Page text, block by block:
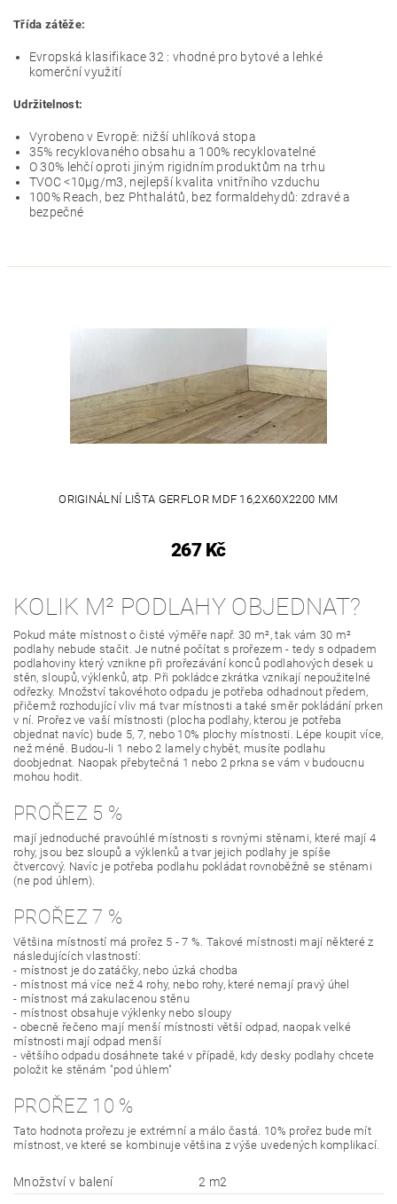
Třída zátěže:
Evropská klasifikace 32 : vhodné pro bytové a lehké
komerční využití
Udržitelnost:
Vyrobeno v Evropě: nižší uhlíková stopa
35% recyklovaného obsahu a 100% recyklovatelné
O 30% lehčí oproti jiným rigidním produktům na trhu
TVOC <10µg/m3, nejlepší kvalita vnitřního vzduchu
100% Reach, bez Phthalátů, bez formaldehydů: zdravé a
bezpečné
ORIGINÁLNÍ LIŠTA GERFLOR MDF 16,2X60X2200 MM
267 Kč
KOLIK M² PODLAHY OBJEDNAT?
Pokud máte místnost o čisté výměře např. 30 m², tak vám 30 m²
podlahy nebude stačit. Je nutné počítat s prořezem - tedy s odpadem
podlahoviny který vznikne při prořezávání konců podlahových desek u
stěn, sloupů, výklenků, atp. Při pokládce zkrátka vznikají nepoužitelné
odřezky. Množství takovéhoto odpadu je potřeba odhadnout předem,
přičemž rozhodující vliv má tvar místnosti a také směr pokládání prken
v ní. Prořez ve vaší místnosti (plocha podlahy, kterou je potřeba
objednat navíc) bude 5, 7, nebo 10% plochy místnosti. Lépe koupit více,
než méně. Budou-li 1 nebo 2 lamely chybět, musíte podlahu
doobjednat. Naopak přebytečná 1 nebo 2 prkna se vám v budoucnu
mohou hodit.
PROŘEZ 5 %
mají jednoduché pravoúhlé místnosti s rovnými stěnami, které mají 4
rohy, jsou bez sloupů a výklenků a tvar jejich podlahy je spíše
čtvercový. Navíc je potřeba podlahu pokládat rovnoběžně se stěnami
(ne pod úhlem).
PROŘEZ 7 %
Většina místností má prořez 5 - 7 %. Takové místnosti mají některé z
následujících vlastností:
- místnost je do zatáčky, nebo úzká chodba
- místnost má více než 4 rohy, nebo rohy, které nemají pravý úhel
- místnost má zakulacenou stěnu
- místnost obsahuje výklenky nebo sloupy
- obecně řečeno mají menší místnosti větší odpad, naopak velké
místnosti mají odpad menší
- většího odpadu dosáhnete také v případě, kdy desky podlahy chcete
položit ke stěnám "pod úhlem"
PROŘEZ 10 %
Tato hodnota prořezu je extrémní a málo častá. 10% prořez bude mít
místnost, ve které se kombinuje většina z výše uvedených komplikací.
Množství v balení 2 m2